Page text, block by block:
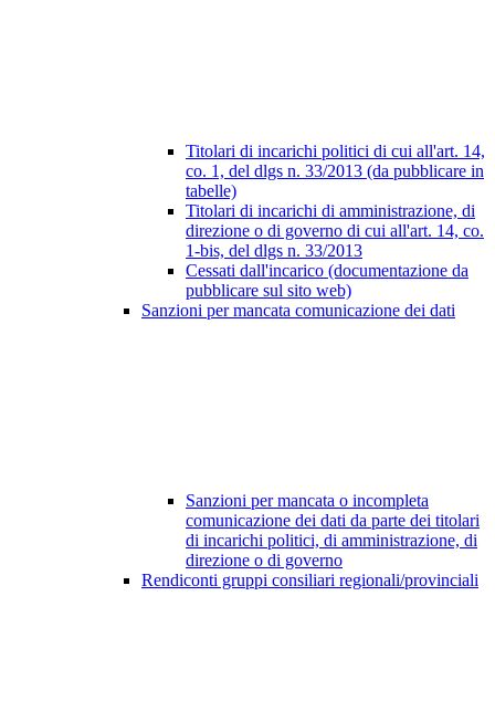
Titolari di incarichi politici di cui all'art. 14,
co. 1, del dlgs n. 33/2013 (da pubblicare in
tabelle)
Titolari di incarichi di amministrazione, di
direzione o di governo di cui all'art. 14, co.
1-bis, del dlgs n. 33/2013
Cessati dall'incarico (documentazione da
pubblicare sul sito web)
Sanzioni per mancata comunicazione dei dati
Sanzioni per mancata o incompleta
comunicazione dei dati da parte dei titolari
di incarichi politici, di amministrazione, di
direzione o di governo
Rendiconti gruppi consiliari regionali/provinciali